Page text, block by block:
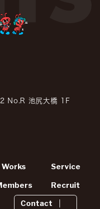
No.R 池尻大橋 1F
Works Service
Recruit
Contact